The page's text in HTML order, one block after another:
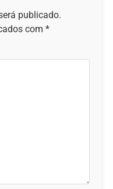
publicado.
com *